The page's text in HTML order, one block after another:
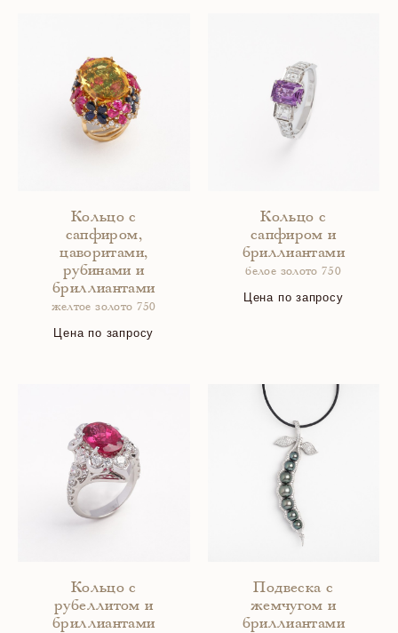
Кольцо с
сапфиром,
цаворитами,
рубинами и
бриллиантами
желтое золото 750
Цена по запросу
Кольцо с
сапфиром и
бриллиантами
белое золото 750
Цена по запросу
Кольцо с
рубеллитом и
бриллиантами
Подвеска с
жемчугом и
бриллиантами